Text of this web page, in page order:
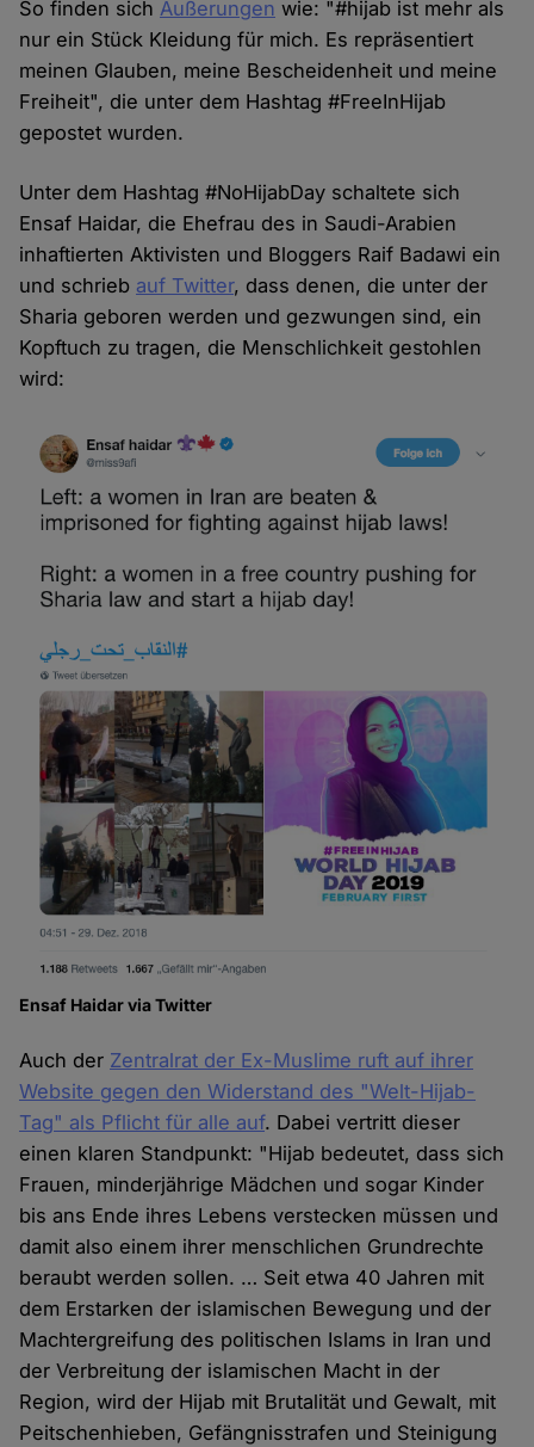
So finden sichÄußerungen wie: "#hijab ist mehr als
nur ein Stück Kleidung für mich. Es repräsentiert
meinen Glauben, meine Bescheidenheit und meine
Freiheit", die unter dem Hashtag #FreeInHijab
gepostet wurden.
Unter dem Hashtag #NoHijabDay schaltete sich
Ensaf Haidar, die Ehefrau des in Saudi-Arabien
inhaftierten Aktivisten und Bloggers Raif Badawi ein
und schrieb auf Twitter, dass denen, die unter der
Sharia geboren werden und gezwungen sind, ein
Kopftuch zu tragen, die Menschlichkeit gestohlen
wird:
Ensaf Haidar via Twitter
Auch der Zentralrat der Ex-Muslime ruft auf ihrer
Website gegen den Widerstand des "Welt-Hijab-
Tag" als Pflicht für alle auf. Dabei vertritt dieser
einen klaren Standpunkt: "Hijab bedeutet, dass sich
Frauen, minderjährige Mädchen und sogar Kinder
bis ans Ende ihres Lebens verstecken müssen und
damit also einem ihrer menschlichen Grundrechte
beraubt werden sollen. … Seit etwa 40 Jahren mit
dem Erstarken der islamischen Bewegung und der
Machtergreifung des politischen Islams in Iran und
der Verbreitung der islamischen Macht in der
Region, wird der Hijab mit Brutalität und Gewalt, mit
Peitschenhieben, Gefängnisstrafen und Steinigung